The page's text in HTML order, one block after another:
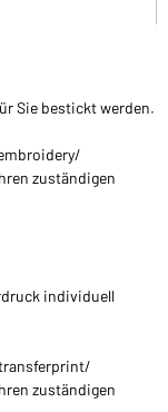
Sie bestickt werden.
zuständigen
individuell
zuständigen